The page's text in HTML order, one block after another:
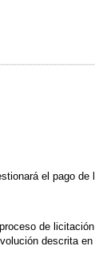
el pago
de
descrita